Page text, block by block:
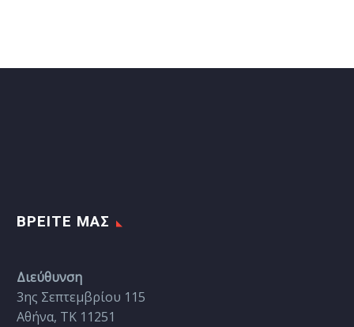
ΒΡΕΊΤΕ ΜΑΣ
Διεύθυνση
3ης Σεπτεμβρίου 115
Αθήνα, ΤΚ 11251